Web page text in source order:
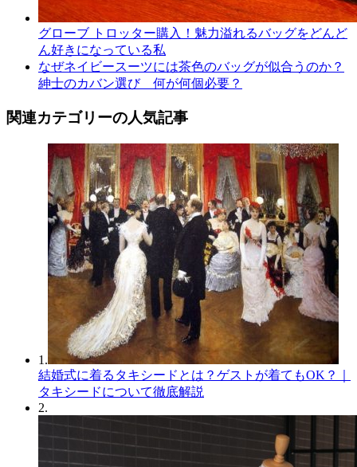
グローブ トロッター購入！魅力溢れるバッグをどんど
ん好きになっている私
なぜネイビースーツには茶色のバッグが似合うのか？
紳士のカバン選び 何が何個必要？
関連カテゴリーの人気記事
1.
結婚式に着るタキシードとは？ゲストが着てもOK？｜
タキシードについて徹底解説
2.